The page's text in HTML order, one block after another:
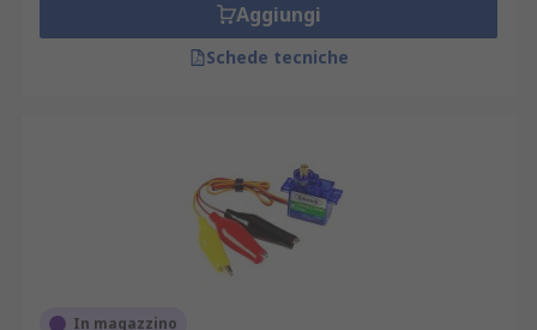
Aggiungi
Schede tecniche
In magazzino